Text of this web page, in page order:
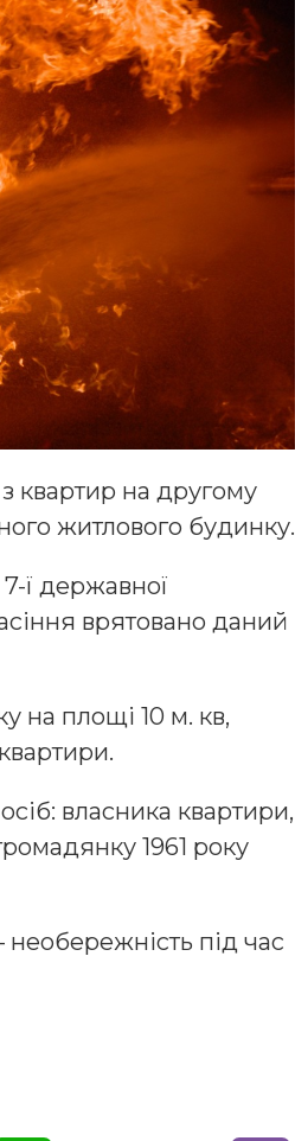
квартир на другому
житлового будинку.
ї державної
врятовано даний
на площі 10 м. кв,
власника квартири,
1961 року
під час